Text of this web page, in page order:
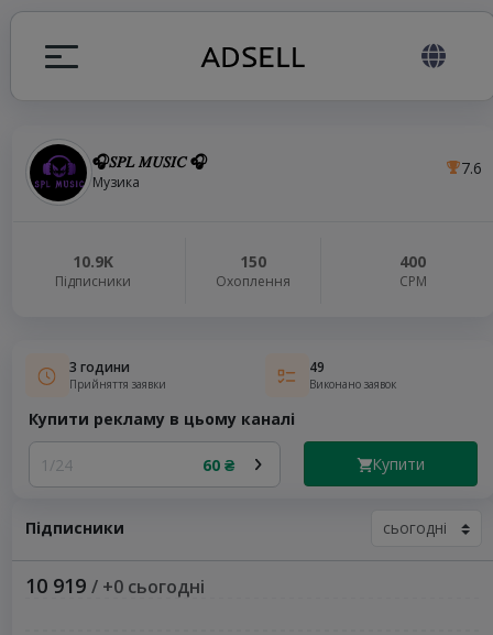
🎧𝑆𝑃𝐿 𝑀𝑈𝑆𝐼𝐶 🎧
Музика
7.6
10.9K
Підписники
150
Охоплення
400
СРМ
3 години
Прийняття заявки
49
Виконано заявок
Купити рекламу в цьому каналі
1/24 60 ₴ Купити
Підписники
10 919 / +0 сьогодні